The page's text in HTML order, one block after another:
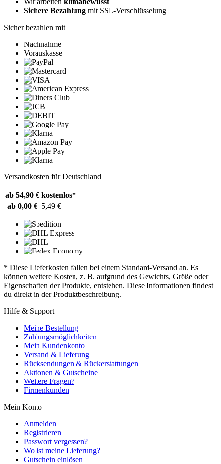
Sichere Bezahlung mit SSL-Verschlüsselung
Sicher bezahlen mit
Nachnahme
Vorauskasse
Versandkosten für Deutschland
ab 54,90 € kostenlos*
ab 0,00 € 5,49 €
* Diese Lieferkosten fallen bei einem Standard-Versand an. Es
können weitere Kosten, z. B. aufgrund des Gewichts, Größe oder
Eigenschaften der Produkte, entstehen. Diese Informationen findest
du direkt in der Produktbeschreibung.
Hilfe & Support
Meine Bestellung
Zahlungsmöglichkeiten
Mein Kundenkonto
Versand & Lieferung
Rücksendungen & Rückerstattungen
Aktionen & Gutscheine
Weitere Fragen?
Firmenkunden
Mein Konto
Anmelden
Registrieren
Passwort vergessen?
Wo ist meine Lieferung?
Gutschein einlösen